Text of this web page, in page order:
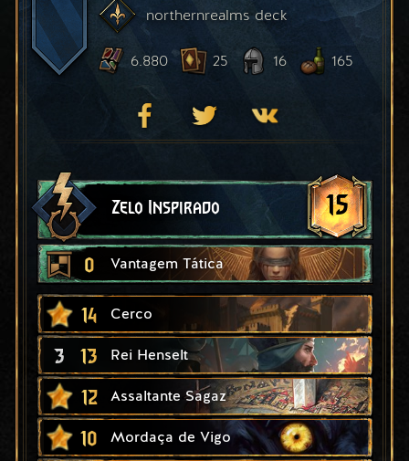
northernrealmsdeck
6.880 25 16 165
Zelo Inspirado 15
0 Vantagem Tática
14 Cerco
3 13 Rei Henselt
12 Assaltante Sagaz
10 Mordaça de Vigo